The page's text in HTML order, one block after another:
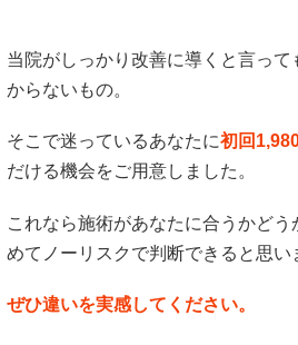
当院がしっかり改善に導くと言っ
からないもの。
そこで迷っているあなたに初回
だける機会をご用意しました。
これなら施術があなたに合うかど
めてノーリスクで判断できると思い
ぜひ違いを実感してください。